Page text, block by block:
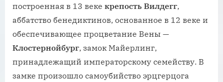
построенная в 13 веке крепость Вилдегг,
аббатство бенедиктинов, основанное в 12 веке и
обеспечивающее процветание Вены —
Клостернойбург, замок Майерлинг,
принадлежащий императорскому семейству. В
замке произошло самоубийство эрцгерцога